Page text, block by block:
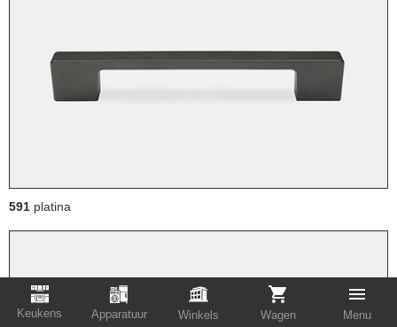
Keukens Apparatuur Winkels Wagen Menu
591 platina